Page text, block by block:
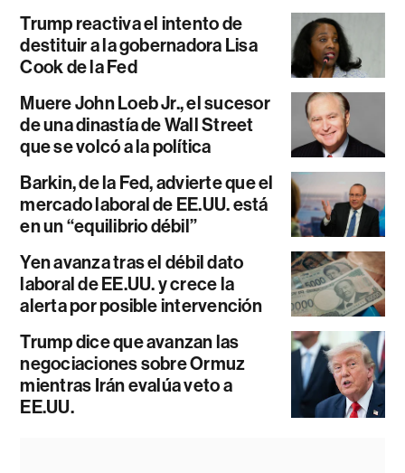
Trump reactiva el intento de
destituir a la gobernadora Lisa
Cook de la Fed
Muere John Loeb Jr., el sucesor
de una dinastía de Wall Street
que se volcó a la política
Barkin, de la Fed, advierte que el
mercado laboral de EE.UU. está
en un “equilibrio débil”
Yen avanza tras el débil dato
laboral de EE.UU. y crece la
alerta por posible intervención
Trump dice que avanzan las
negociaciones sobre Ormuz
mientras Irán evalúa veto a
EE.UU.